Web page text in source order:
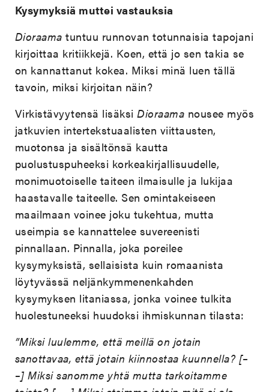
Kysymyksiä muttei vastauksia
Dioraamatuntuu runnovan totunnaisia tapojani
kirjoittaa kritiikkejä. Koen, että jo sen takia se
on kannattanut kokea. Miksi minä luen tällä
tavoin, miksi kirjoitan näin?
Virkistävyytensä lisäksiDioraama nousee myös
jatkuvien intertekstuaalisten viittausten,
muotonsa ja sisältönsä kautta
puolustuspuheeksi korkeakirjallisuudelle,
monimuotoiselle taiteen ilmaisulle ja lukijaa
haastavalle taiteelle. Sen omintakeiseen
maailmaan voinee joku tukehtua, mutta
useimpia se kannattelee suvereenisti
pinnallaan. Pinnalla, joka poreilee
kysymyksistä, sellaisista kuin romaanista
löytyvässä neljänkymmenenkahden
kysymyksen litaniassa, jonka voinee tulkita
huolestuneeksi huudoksi ihmiskunnan tilasta:
”Miksi luulemme, että meillä on jotain
sanottavaa, että jotain kiinnostaa kuunnella? [–
–] Miksi sanomme yhtä mutta tarkoitamme